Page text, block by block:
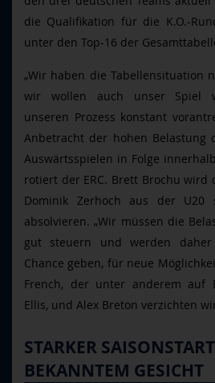
die Qualifikation für die K.O.-
unter den Top-16 der
„Wir haben die Tabellensituation
wir wollen auch unser Spiel
unseren Prozess konstant
Anbetracht der hohen Belastung
Auswärtsspielen in Folge
rotiert der ERC. Brett Brochu wird
Dominik Zerhoch aus der U20
absolvieren. „Wir müssen die
gut steuern und werden daher
Chance geben, für neue
French, der unter anderem auf
Ellis, und Alex Breton verzichten
STARKER
BEKANNTEM GESICHT